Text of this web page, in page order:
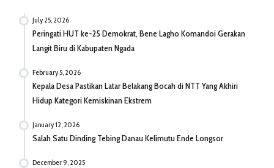
July 25, 2026
Peringati HUT ke-25 Demokrat, Bene Lagho Komandoi Gerakan
Langit Biru di Kabupaten Ngada
February 5, 2026
Kepala Desa Pastikan Latar Belakang Bocah di NTT Yang Akhiri
Hidup Kategori Kemiskinan Ekstrem
January 12, 2026
Salah Satu Dinding Tebing Danau Kelimutu Ende Longsor
December 9, 2025